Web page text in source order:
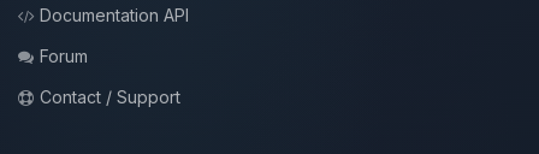
Documentation API
Forum
Contact / Support